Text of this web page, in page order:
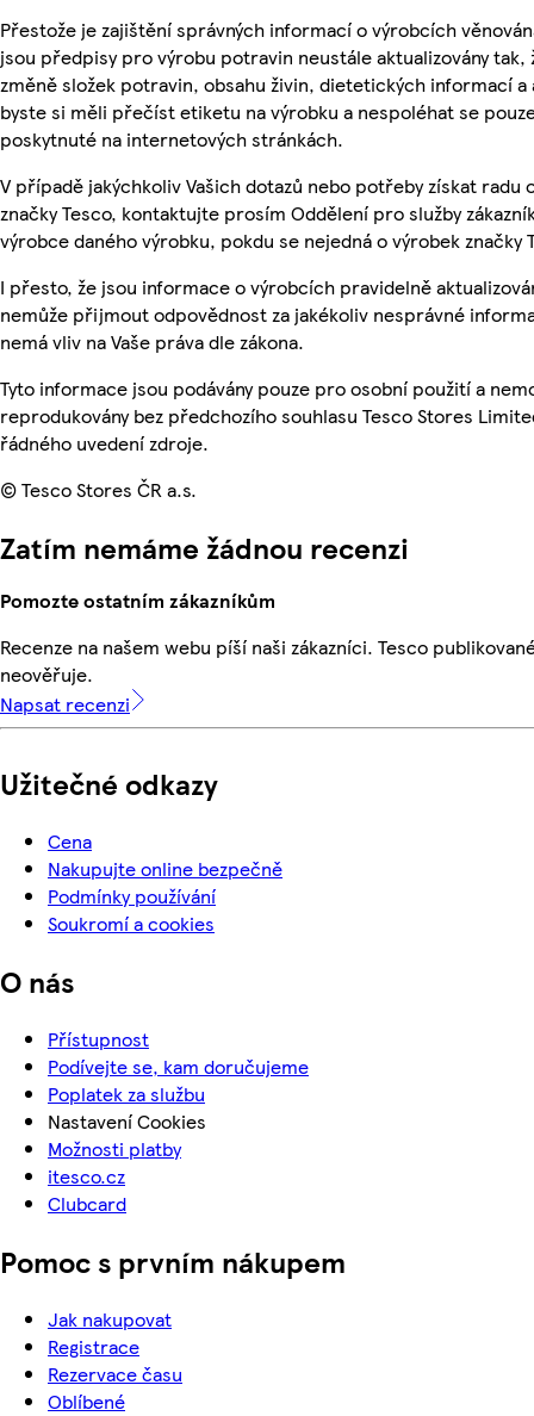
Přestože je zajištění správných informací o výrobcích
jsou předpisy pro výrobu potravin neustále aktualizovány tak,
změně složek potravin, obsahu živin, dietetických informací a
byste si měli přečíst etiketu na výrobku a nespoléhat se
poskytnuté na internetových stránkách.
V případě jakýchkoliv Vašich dotazů nebo potřeby získat radu
značky Tesco, kontaktujte prosím Oddělení pro služby
výrobce daného výrobku, pokdu se nejedná o výrobek značky
I přesto, že jsou informace o výrobcích pravidelně
nemůže přijmout odpovědnost za jakékoliv nesprávné
nemá vliv na Vaše práva dle zákona.
Tyto informace jsou podávány pouze pro osobní použití a
reprodukovány bez předchozího souhlasu Tesco Stores
řádného uvedení zdroje.
© Tesco Stores ČR a.s.
Zatím nemáme žádnou recenzi
Pomozte ostatním zákazníkům
Recenze na našem webu píší naši zákazníci. Tesco
neověřuje.
Napsat recenzi
Užitečné odkazy
Cena
Nakupujte online bezpečně
Podmínky používání
Soukromí a cookies
O nás
Přístupnost
Podívejte se, kam doručujeme
Poplatek za službu
Nastavení Cookies
Možnosti platby
itesco.cz
Clubcard
Pomoc s prvním nákupem
Jak nakupovat
Registrace
Rezervace času
Oblíbené